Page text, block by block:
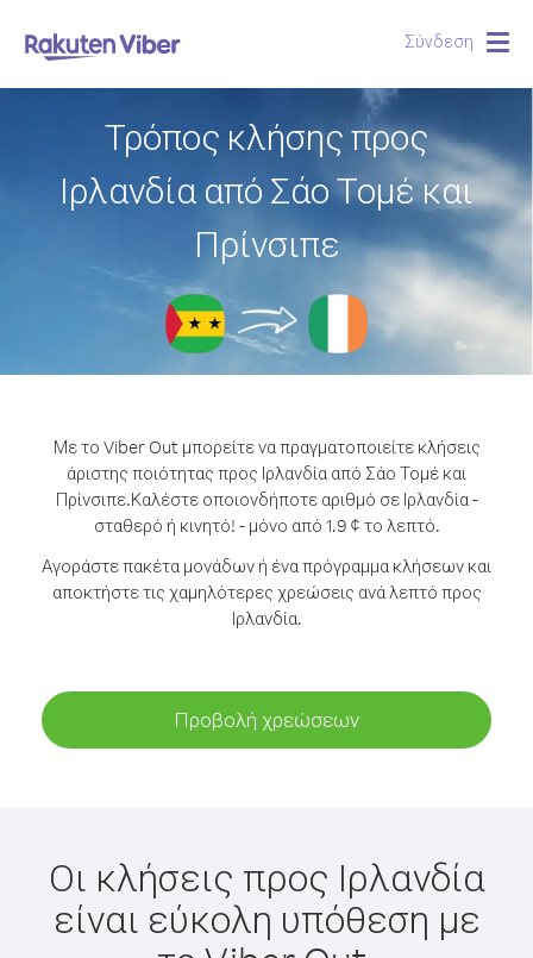
Σύνδεση
Τρόπος κλήσης προς
Ιρλανδία από Σάο Τομέ και
Πρίνσιπε
Με το Viber Out μπορείτε να πραγματοποιείτε κλήσεις
άριστης ποιότητας προς Ιρλανδία από Σάο Τομέ και
Πρίνσιπε.Καλέστε οποιονδήποτε αριθμό σε Ιρλανδία -
σταθερό ή κινητό! - μόνο από 1.9 ¢ το λεπτό.
Αγοράστε πακέτα μονάδων ή ένα πρόγραμμα κλήσεων και
αποκτήστε τις χαμηλότερες χρεώσεις ανά λεπτό προς
Ιρλανδία.
Προβολή χρεώσεων
Οι κλήσεις προς Ιρλανδία
είναι εύκολη υπόθεση με